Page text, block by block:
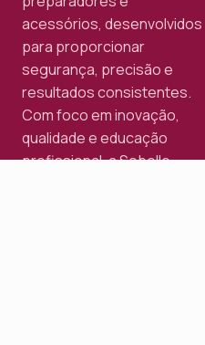
acessórios, desenvolvidos
para proporcionar
segurança, precisão e
resultados consistentes.
Com foco em inovação,
qualidade e educação
profissional, a Sobelle